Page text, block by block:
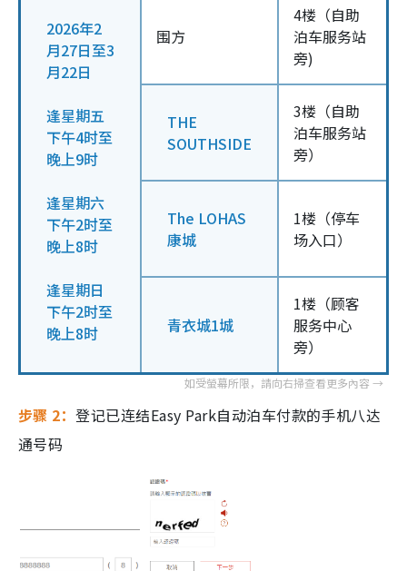
2026年2
月27日至3
月22日
逢星期五
下午4时至
晚上9时
逢星期六
下午2时至
晚上8时
逢星期日
下午2时至
晚上8时
围方
4楼（自助
泊车服务站
旁)
THE
SOUTHSIDE
3楼（自助
泊车服务站
旁）
The LOHAS
康城
1楼（停车
场入口）
青衣城1城
1楼（顾客
服务中心
旁）
步骤 2：登记已连结Easy Park自动泊车付款的手机八达
通号码